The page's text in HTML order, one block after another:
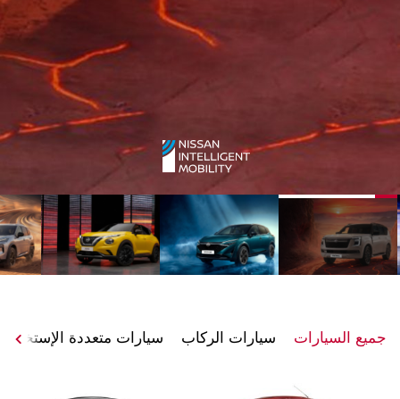
2
3
4
جميع السيارات سيارات الركاب سيارات متعددة